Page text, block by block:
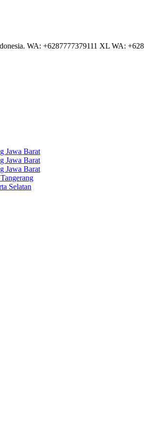
WA: +6287777379111 XL WA:
Jawa Barat
Jawa Barat
Jawa Barat
Selatan